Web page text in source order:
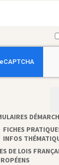
FICHES
INFOS
DE LOIS